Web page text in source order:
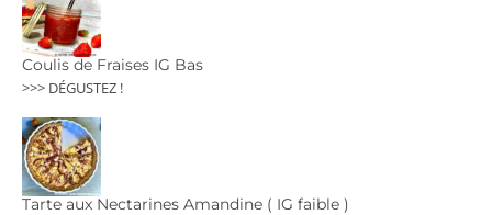
Coulis de Fraises IG Bas
>>> DÉGUSTEZ !
Tarte aux Nectarines Amandine ( IG faible )